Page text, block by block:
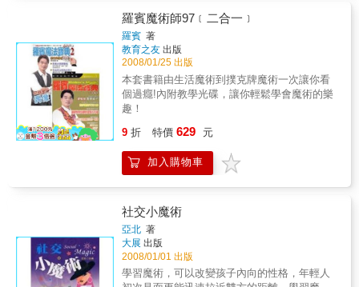
羅賓魔術師97﹝二合一﹞
羅賓 著
教育之友 出版
2008/01/25 出版
本套書籍由生活魔術到撲克牌魔術一次讓你看
個過癮!內附教學光碟，讓你輕鬆學會魔術的樂
趣！
9 折 特價 629 元
加入購物車
社交小魔術
亞北 著
大展 出版
2008/01/01 出版
學習魔術，可以改變孩子內向的性格，年輕人